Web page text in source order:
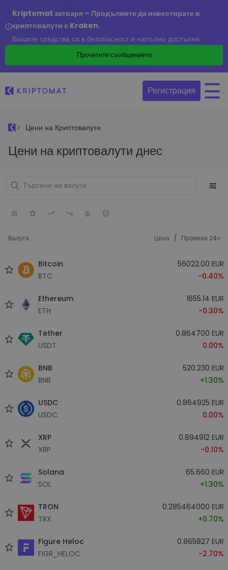
Kriptomat затваря – Продължете да инвестирате в
криптовалути с Kraken.
Вашите средства са в безопасност и напълно достъпни.
Прочетете съобщението
Регистрация
Цени на Криптовалути
Цени на криптовалути днес
Валута Цена / Промяна 24ч
Bitcoin
BTC
56022.00 EUR
-0.40%
Ethereum
ETH
1655.14 EUR
-0.30%
Tether
USDT
0.864700 EUR
0.00%
BNB
BNB
520.230 EUR
+1.30%
USDC
USDC
0.864925 EUR
0.00%
XRP
XRP
0.894912 EUR
-0.10%
Solana
SOL
65.660 EUR
+1.30%
TRON
TRX
0.285464000 EUR
+0.70%
Figure Heloc
FIGR_HELOC
0.865827 EUR
-2.70%